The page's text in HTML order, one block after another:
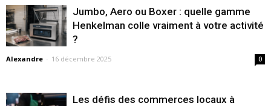
Jumbo, Aero ou Boxer : quelle gamme
Henkelman colle vraiment à votre activité
?
Alexandre - 16 décembre 2025 0
Les défis des commerces locaux à